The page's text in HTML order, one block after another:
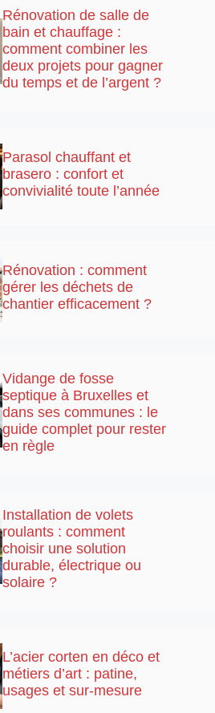
Rénovation de salle de
bain et chauffage :
comment combiner les
deux projets pour gagner
du temps et de l’argent ?
Parasol chauffant et
brasero : confort et
convivialité toute l’année
Rénovation : comment
gérer les déchets de
chantier efficacement ?
Vidange de fosse
septique à Bruxelles et
dans ses communes : le
guide complet pour rester
en règle
Installation de volets
roulants : comment
choisir une solution
durable, électrique ou
solaire ?
L’acier corten en déco et
métiers d’art : patine,
usages et sur-mesure